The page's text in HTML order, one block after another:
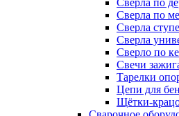
Сверла по
Сверла по
Сверла
Сверла
Сверло по
Свечи
Тарелки
Цепи для
Щётки-